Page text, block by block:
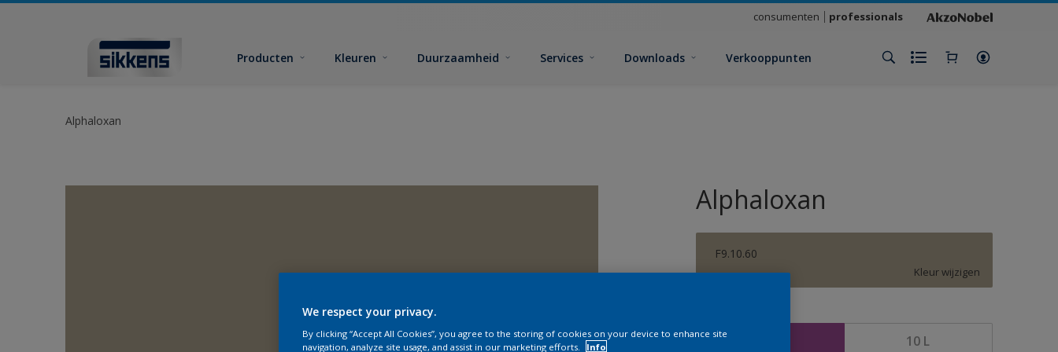
consumenten professionals
Producten Kleuren Duurzaamheid Services Downloads Verkooppunten
Alphaloxan
Alphaloxan
F9.10.60
Kleur wijzigen
10 L
We respect your privacy.
By clicking “Accept All Cookies”, you agree to the storing of cookies on your device to enhance site
navigation, analyze site usage, and assist in our marketing efforts.
Info